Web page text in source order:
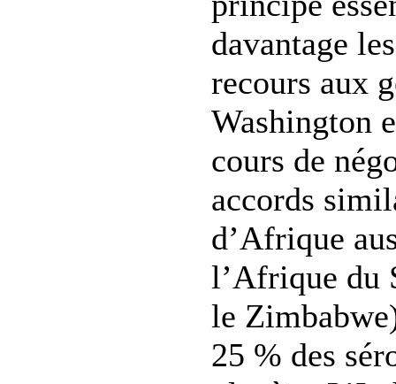
davantage
recours aux
Washington
cours de
accords
d’Afrique
l’Afrique du
le
25 % des